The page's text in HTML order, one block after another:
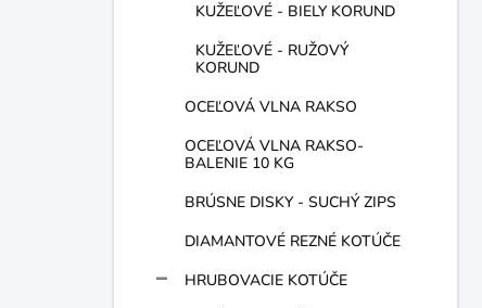
KUŽEĽOVÉ - BIELY KORUND
KUŽEĽOVÉ - RUŽOVÝ
KORUND
OCEĽOVÁ VLNA RAKSO
OCEĽOVÁ VLNA RAKSO-
BALENIE 10 KG
BRÚSNE DISKY - SUCHÝ ZIPS
DIAMANTOVÉ REZNÉ KOTÚČE
HRUBOVACIE KOTÚČE